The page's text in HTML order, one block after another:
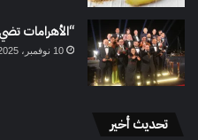
“الأهرامات
10 نوفمبر، 2025
تحديث أخير